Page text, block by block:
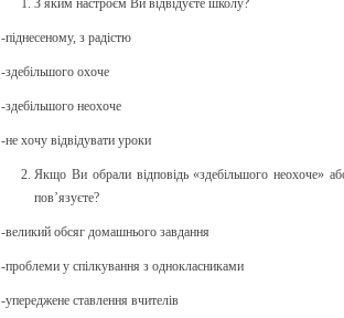
З яким настроєм Ви відвідуєте школу?
-піднесеному, з радістю
-здебільшого охоче
-здебільшого неохоче
-не хочу відвідувати уроки
Якщо Ви обрали відповідь «здебільшого неохоче»
пов’язуєте?
-великий обсяг домашнього завдання
-проблеми у спілкування з однокласниками
-упереджене ставлення вчителів